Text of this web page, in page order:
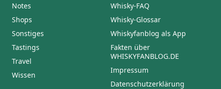
Notes
Shops
Sonstiges
Tastings
Travel
Wissen
Whisky-FAQ
Whisky-Glossar
Whiskyfanblog als App
Fakten über
WHISKYFANBLOG.DE
Impressum
Datenschutzerklärung